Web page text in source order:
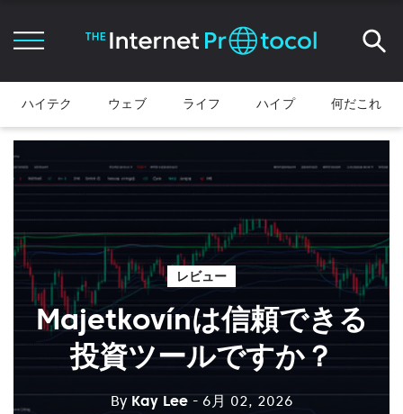
ハイテク ウェブ ライフ ハイプ 何だこれ
レビュー
Majetkovínは信頼できる
投資ツールですか？
ByKay Lee - 6月 02, 2026